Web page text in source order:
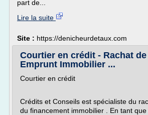
part de...
Lire la suite
Site : https://denicheurdetaux.com
Courtier en crédit - Rachat
Emprunt Immobilier ...
Courtier en crédit
Crédits et Conseils est spécialiste du
du financement immobilier . En tant